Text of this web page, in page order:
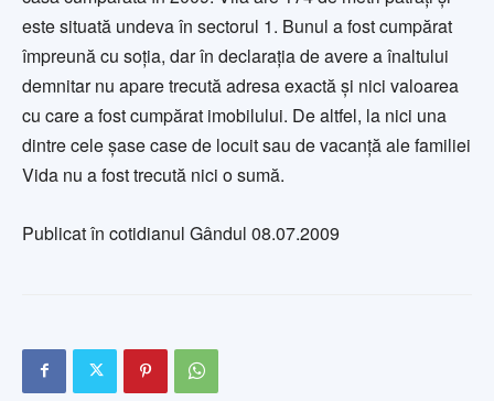
este situată undeva în sectorul 1. Bunul a fost cumpărat
împreună cu soţia, dar în declaraţia de avere a înaltului
demnitar nu apare trecută adresa exactă şi nici valoarea
cu care a fost cumpărat imobilului. De altfel, la nici una
dintre cele şase case de locuit sau de vacanţă ale familiei
Vida nu a fost trecută nici o sumă.
Publicat în cotidianul Gândul 08.07.2009